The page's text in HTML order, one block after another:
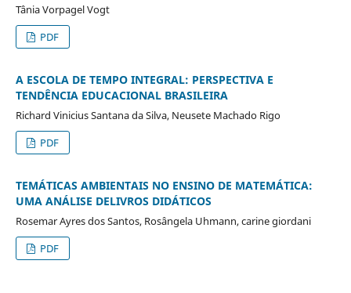
Tânia Vorpagel Vogt
PDF
A ESCOLA DE TEMPO INTEGRAL: PERSPECTIVA E
TENDÊNCIA EDUCACIONAL BRASILEIRA
Richard Vinicius Santana da Silva, Neusete Machado Rigo
PDF
TEMÁTICAS AMBIENTAIS NO ENSINO DE MATEMÁTICA:
UMA ANÁLISE DELIVROS DIDÁTICOS
Rosemar Ayres dos Santos, Rosângela Uhmann, carine giordani
PDF